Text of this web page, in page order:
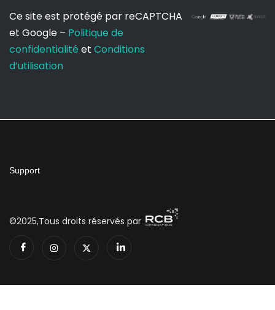
Ce site est protégé par reCAPTCHA
et Google – Politique de
confidentialité et Conditions
d’utilisation
Support
©2025,Tous droits réservés par